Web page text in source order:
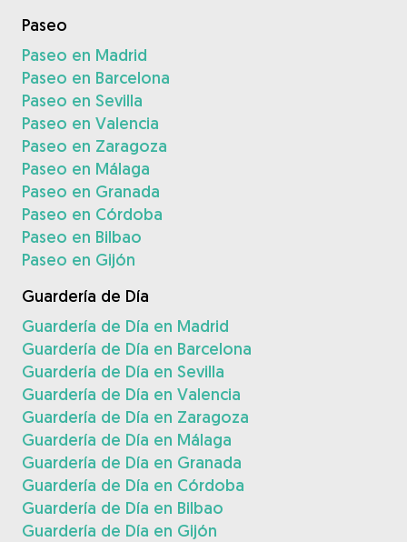
Paseo
Paseo en Madrid
Paseo en Barcelona
Paseo en Sevilla
Paseo en Valencia
Paseo en Zaragoza
Paseo en Málaga
Paseo en Granada
Paseo en Córdoba
Paseo en Bilbao
Paseo en Gijón
Guardería de Día
Guardería de Día en Madrid
Guardería de Día en Barcelona
Guardería de Día en Sevilla
Guardería de Día en Valencia
Guardería de Día en Zaragoza
Guardería de Día en Málaga
Guardería de Día en Granada
Guardería de Día en Córdoba
Guardería de Día en Bilbao
Guardería de Día en Gijón